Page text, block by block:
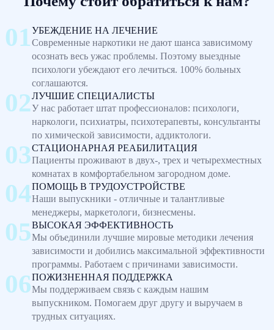
УБЕЖДЕНИЕ НА ЛЕЧЕНИЕ
Современные наркотики не дают шанса зависимому
осознать весь ужас проблемы. Поэтому выездные
психологи убеждают его лечиться. 100% больных
соглашаются.
ЛУЧШИЕ СПЕЦИАЛИСТЫ
У нас работает штат профессионалов: психологи,
наркологи, психиатры, психотерапевты, консультанты
по химической зависимости, аддиктологи.
СТАЦИОНАРНАЯ РЕАБИЛИТАЦИЯ
Пациенты проживают в двух-, трех и четырехместных
комнатах в комфортабельном загородном доме.
ПОМОЩЬ В ТРУДОУСТРОЙСТВЕ
Наши выпускники - отличные и талантливые
менеджеры, маркетологи, бизнесмены.
ВЫСОКАЯ ЭФФЕКТИВНОСТЬ
Мы объединили лучшие мировые методики лечения
зависимости и добились максимальной эффективности
программы. Работаем с причинами зависимости.
ПОЖИЗНЕННАЯ ПОДДЕРЖКА
Мы поддерживаем связь с каждым нашим
выпускником. Помогаем друг другу и выручаем в
трудных ситуациях.